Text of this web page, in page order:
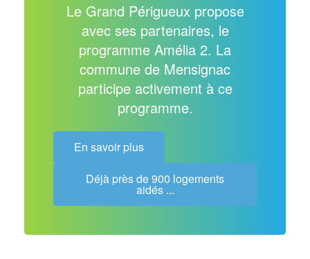
Le Grand Périgueux propose
avec ses partenaires, le
programme Amélia 2. La
commune de Mensignac
participe activement à ce
programme.
En savoir plus
Déjà près de 900 logements
aidés ...